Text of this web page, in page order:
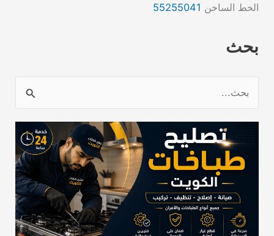
الخط الساخن 55255041
بحث